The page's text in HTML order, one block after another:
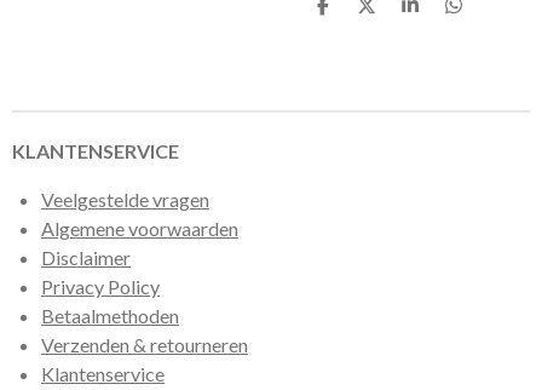
D
D
S
D
KLANTENSERVICE
Veelgestelde vragen
Algemene voorwaarden
Disclaimer
Privacy Policy
Betaalmethoden
Verzenden & retourneren
Klantenservice